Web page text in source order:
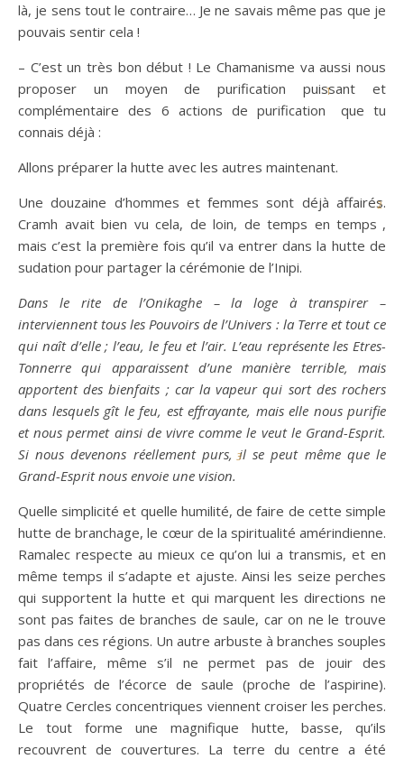
là, je sens tout le contraire… Je ne savais même pas que je
pouvais sentir cela !
– C’est un très bon début ! Le Chamanisme va aussi nous
proposer un moyen de purification puissant et
complémentaire des 6 actions de purification
1
que tu
connais déjà :
Allons préparer la hutte avec les autres maintenant.
Une douzaine d’hommes et femmes sont déjà affairés.
Cramh avait bien vu cela, de loin, de temps en temps
2
,
mais c’est la première fois qu’il va entrer dans la hutte de
sudation pour partager la cérémonie de l’Inipi.
Dans le rite de l’Onikaghe – la loge à transpirer –
interviennent tous les Pouvoirs de l’Univers : la Terre et tout ce
qui naît d’elle ; l’eau, le feu et l’air. L’eau représente les Etres-
Tonnerre qui apparaissent d’une manière terrible, mais
apportent des bienfaits ; car la vapeur qui sort des rochers
dans lesquels gît le feu, est effrayante, mais elle nous purifie
et nous permet ainsi de vivre comme le veut le Grand-Esprit.
Si nous devenons réellement purs, il se peut même que le
Grand-Esprit nous envoie une vision.
3
Quelle simplicité et quelle humilité, de faire de cette simple
hutte de branchage, le cœur de la spiritualité amérindienne.
Ramalec respecte au mieux ce qu’on lui a transmis, et en
même temps il s’adapte et ajuste. Ainsi les seize perches
qui supportent la hutte et qui marquent les directions ne
sont pas faites de branches de saule, car on ne le trouve
pas dans ces régions. Un autre arbuste à branches souples
fait l’affaire, même s’il ne permet pas de jouir des
propriétés de l’écorce de saule (proche de l’aspirine).
Quatre Cercles concentriques viennent croiser les perches.
Le tout forme une magnifique hutte, basse, qu’ils
recouvrent de couvertures. La terre du centre a été